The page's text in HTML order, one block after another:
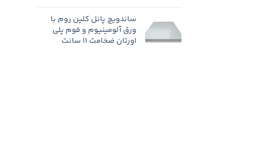
ساندویچ پانل کلین روم با
ورق آلومینیوم و فوم پلی
اورتان ضخامت 11 سانت